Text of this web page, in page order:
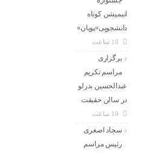
انیمیشن کوتاه
دانشجویی«پویان»
برگزاری
مراسم تکریم
عبدالحسین بدرلو
در سالن حقیقت
سجاد اصغری
رئیس مراسم